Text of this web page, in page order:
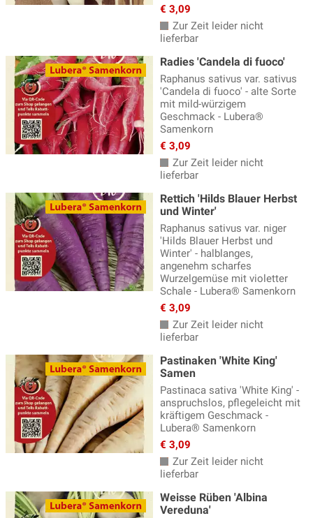
€ 3,09
Zur Zeit leider nicht
lieferbar
Radies 'Candela di fuoco'
Raphanus sativus var. sativus
'Candela di fuoco' - alte Sorte
mit mild-würzigem
Geschmack - Lubera®
Samenkorn
€ 3,09
Zur Zeit leider nicht
lieferbar
Rettich 'Hilds Blauer Herbst
und Winter'
Raphanus sativus var. niger
'Hilds Blauer Herbst und
Winter' - halblanges,
angenehm scharfes
Wurzelgemüse mit violetter
Schale - Lubera® Samenkorn
€ 3,09
Zur Zeit leider nicht
lieferbar
Pastinaken 'White King'
Samen
Pastinaca sativa 'White King' -
anspruchslos, pflegeleicht mit
kräftigem Geschmack -
Lubera® Samenkorn
€ 3,09
Zur Zeit leider nicht
lieferbar
Weisse Rüben 'Albina
Vereduna'